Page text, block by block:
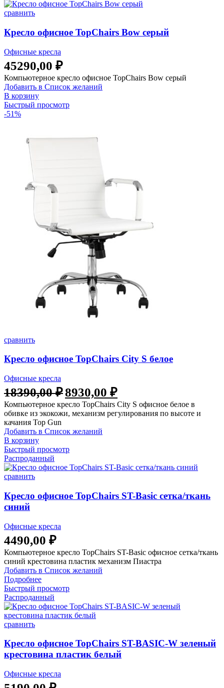
сравнить
Кресло офисное TopChairs Bow серый
Офисные кресла
45290,00 ₽
Компьютерное кресло офисное TopChairs Bow серый
Добавить в Список желаний
В корзину
Быстрый просмотр
-51%
сравнить
Кресло офисное TopChairs City S белое
Офисные кресла
18390,00₽ Первоначальная
цена
составляла
18390,00 ₽.
8930,00 ₽Текущая
цена:
8930,00 ₽.
Компьютерное кресло TopChairs City S офисное белое в
обивке из экокожи, механизм регулирования по высоте и
качания Top Gun
Добавить в Список желаний
В корзину
Быстрый просмотр
Распроданный
сравнить
Кресло офисное TopChairs ST-Basic сетка/ткань
синий
Офисные кресла
4490,00 ₽
Компьютерное кресло TopChairs ST-Basic офисное сетка/ткань
синий крестовина пластик механизм Пиастра
Добавить в Список желаний
Подробнее
Быстрый просмотр
Распроданный
сравнить
Кресло офисное TopChairs ST-BASIC-W зеленый
крестовина пластик белый
Офисные кресла